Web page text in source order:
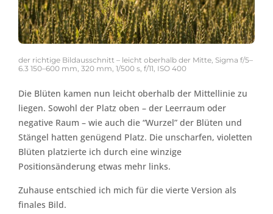
der richtige Bildausschnitt – leicht oberhalb der Mitte, Sigma f/5–
6.3 150–600 mm, 320 mm, 1/500 s, f/11, ISO 400
Die Blüten kamen nun leicht oberhalb der Mittellinie zu
liegen. Sowohl der Platz oben – der Leerraum oder
negative Raum – wie auch die “Wurzel” der Blüten und
Stängel hatten genügend Platz. Die unscharfen, violetten
Blüten platzierte ich durch eine winzige
Positionsänderung etwas mehr links.
Zuhause entschied ich mich für die vierte Version als
finales Bild.